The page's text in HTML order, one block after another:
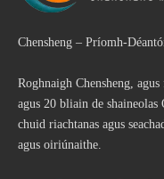
Chensheng – Príomh-
Roghnaigh Chensheng,
agus 20 bliain de
chuid riachtanas agus
agus oiriúnaithe.